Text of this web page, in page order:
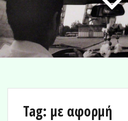
Tag: με αφορμή